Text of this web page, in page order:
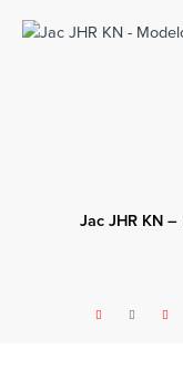
Jac JHR KN